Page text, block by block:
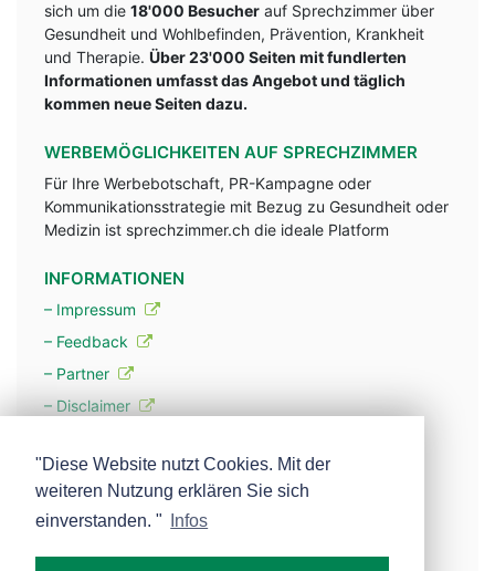
sich um die 18'000 Besucher auf Sprechzimmer über
Gesundheit und Wohlbefinden, Prävention, Krankheit
und Therapie. Über 23'000 Seiten mit fundlerten
Informationen umfasst das Angebot und täglich
kommen neue Seiten dazu.
WERBEMÖGLICHKEITEN AUF SPRECHZIMMER
Für Ihre Werbebotschaft, PR-Kampagne oder
Kommunikationsstrategie mit Bezug zu Gesundheit oder
Medizin ist sprechzimmer.ch die ideale Platform
INFORMATIONEN
– Impressum
– Feedback
– Partner
– Disclaimer
– Werbung
– Mehr über unsere Experten
"Diese Website nutzt Cookies. Mit der
weiteren Nutzung erklären Sie sich
einverstanden. "
Infos